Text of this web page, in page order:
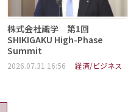
株式会社識学 第1回
SHIKIGAKU High-Phase
Summit
2026.07.31 16:56 経済/ビジネス